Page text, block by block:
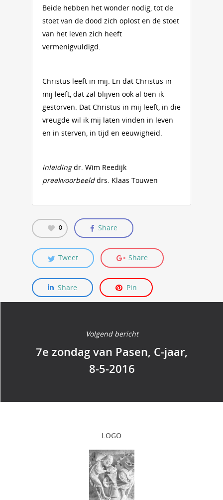
Beide hebben het wonder nodig, tot de
stoet van de dood zich oplost en de stoet
van het leven zich heeft
vermenigvuldigd.
Christus leeft in mij. En dat Christus in
mij leeft, dat zal blijven ook al ben ik
gestorven. Dat Christus in mij leeft, in die
vreugde wil ik mij laten vinden in leven
en in sterven, in tijd en eeuwigheid.
inleidingdr. Wim Reedijk
preekvoorbeelddrs. Klaas Touwen
0 Share
Tweet Share
Share Pin
Volgend bericht
7e zondag van Pasen, C-jaar,
8-5-2016
LOGO